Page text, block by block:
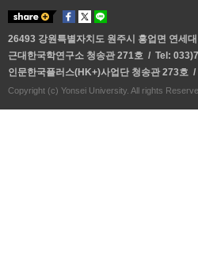
26493 강원특별자치도 원주시 흥업면 연세
근대한국학연구소 청송관 271호 / Tel:
인문한국플러스(HK+)사업단 청송관 273
Copyright (c) Yonsei University. All rights